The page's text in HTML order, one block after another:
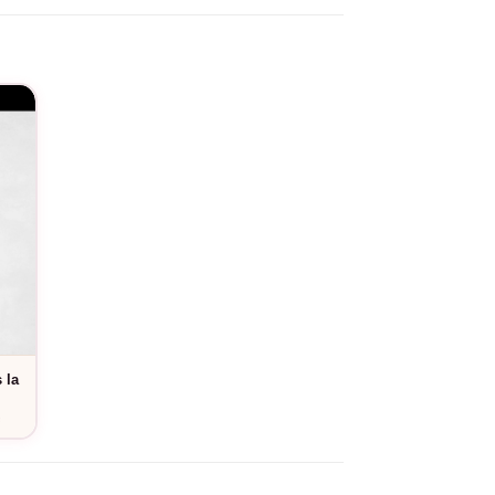
pour afficher fièrement votre statut au
la